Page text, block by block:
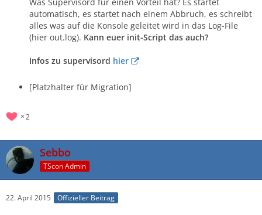
automatisch, es startet nach einem Abbruch, es schreibt
alles was auf die Konsole geleitet wird in das Log-File
(hier out.log). Kann euer init-Script das auch?
Infos zu supervisord hier
[Platzhalter für Migration]
2
Sebbo
TScon Admin
22. April 2015 Offizieller Beitrag